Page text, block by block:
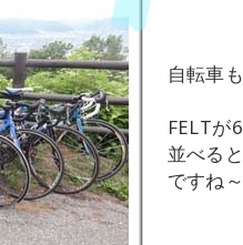
自転車
FELTが
並べる
ですね